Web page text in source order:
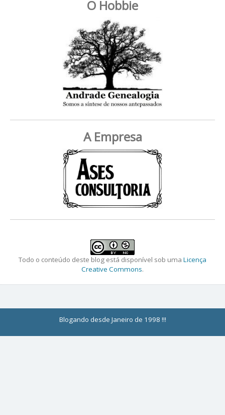
O Hobbie
A Empresa
Todo o conteúdo deste blog está disponível sob uma Licença
Creative Commons.
Blogando desde Janeiro de 1998 !!!